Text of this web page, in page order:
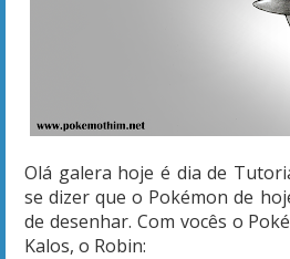
Olá galera hoje é dia de
se dizer que o Pokémon de
de desenhar. Com vocês o
Kalos, o Robin: